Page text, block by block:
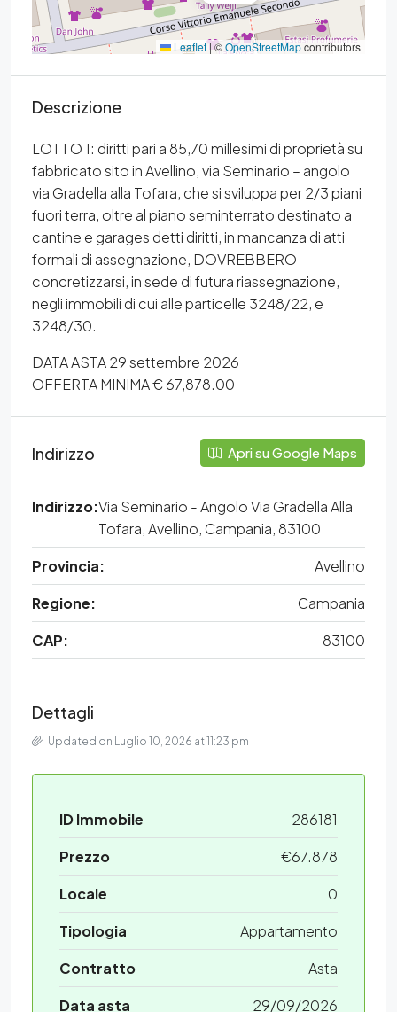
Leaflet|©OpenStreetMapcontributors
Descrizione
LOTTO 1: diritti pari a 85,70 millesimi di proprietà su
fabbricato sito in Avellino, via Seminario – angolo
via Gradella alla Tofara, che si sviluppa per 2/3 piani
fuori terra, oltre al piano seminterrato destinato a
cantine e garages detti diritti, in mancanza di atti
formali di assegnazione, DOVREBBERO
concretizzarsi, in sede di futura riassegnazione,
negli immobili di cui alle particelle 3248/22, e
3248/30.
DATA ASTA 29 settembre 2026
OFFERTA MINIMA € 67,878.00
Indirizzo Apri su Google Maps
Indirizzo:Via Seminario - Angolo Via Gradella Alla
Tofara, Avellino, Campania, 83100
Provincia:
Avellino
Regione:
Campania
CAP:
83100
Dettagli
Updated on Luglio 10, 2026 at 11:23 pm
ID Immobile
286181
Prezzo
€67.878
Locale
0
Tipologia
Appartamento
Contratto
Asta
Data asta
29/09/2026